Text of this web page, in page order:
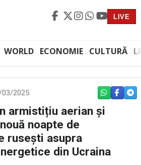
LIVE
WORLD ECONOMIE CULTURĂ
03/2025 WHATSAPP
armistițiu aerian și
noapte de
rusești asupra
din Ucraina